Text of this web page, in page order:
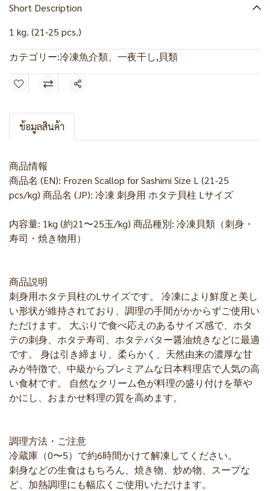
Short Description
1 kg. (21-25 pcs.)
カテゴリー:冷凍魚介類、一夜干し,貝類
共有
ข้อมูลสินค้า
商品情報
商品名 (EN): Frozen Scallop for Sashimi Size L (21-25
pcs/kg) 商品名 (JP): 冷凍 刺身用 ホタテ貝柱 Lサイズ
内容量: 1kg (約21〜25玉/kg) 商品種別: 冷凍貝類（刺身・
寿司・焼き物用）
商品説明
刺身用ホタテ貝柱のLサイズです。 冷凍により鮮度と美し
い形状が維持されており、調理の手間がかからずご使用い
ただけます。 大ぶりで食べ応えのあるサイズ感で、ホタ
テの刺身、ホタテ寿司、ホタテバター醤油焼きなどに最適
です。 身は引き締まり、柔らかく、天然由来の濃厚な甘
みが特徴で、中級からプレミアムな日本料理店で人気の高
い食材です。 自然なクリーム色が料理の盛り付けを華や
かにし、おまかせ料理の質を高めます。
調理方法・ご注意
冷蔵庫（0〜5）で約6時間かけて解凍してください。
刺身などの生食はもちろん、焼き物、炒め物、スープな
ど、加熱調理にも幅広くご使用いただけます。